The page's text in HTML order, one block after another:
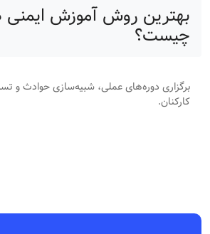
بهترین روش آموزش ایمنی
چیست؟
برگزاری دوره‌های عملی، شبیه‌سازی حوادث و
کارکنان.